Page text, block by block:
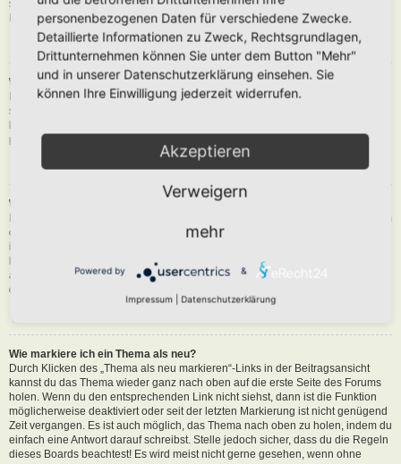
siehst du eine Schaltfläche in der Nähe des Beitrags, um diesen zu melden.
Du wirst dann durch die weiteren Schritte geführt.
Nach oben
Was bewirkt die „Speichern“-Schaltfläche beim Schreiben eines Beitrags?
Hiermit kannst du die geschriebene Entwürfe speichern und zu einem
späteren Zeitpunkt vervollständigen und absenden. Den gesicherten Beitrag
kannst du mit der Funktion „Gespeicherte Entwürfe verwalten“ in deinem
persönlichen Bereich erneut laden.
Nach oben
Warum muss mein Beitrag erst freigegeben werden?
Die Board-Administration kann entschieden haben, dass in dem Forum, in dem
du einen Beitrag erstellt hast, die Beiträge zuerst geprüft werden müssen. Es
ist auch möglich, dass die Administration dich zu einer Gruppe von Benutzern
hinzugefügt hat, bei denen sie die Beiträge erst begutachten möchte, bevor sie
auf der Seite sichtbar werden. Bitte kontaktiere die Board-Administration, wenn
du weitere Informationen dazu benötigst.
Wie markiere ich ein Thema als neu?
Durch Klicken des „Thema als neu markieren“-Links in der Beitragsansicht
kannst du das Thema wieder ganz nach oben auf die erste Seite des Forums
holen. Wenn du den entsprechenden Link nicht siehst, dann ist die Funktion
möglicherweise deaktiviert oder seit der letzten Markierung ist nicht genügend
Zeit vergangen. Es ist auch möglich, das Thema nach oben zu holen, indem du
einfach eine Antwort darauf schreibst. Stelle jedoch sicher, dass du die Regeln
dieses Boards beachtest! Es wird meist nicht gerne gesehen, wenn ohne
personenbezogenen Daten für verschiedene Zwecke.
Detaillierte Informationen zu Zweck, Rechtsgrundlagen,
Drittunternehmen können Sie unter dem Button "Mehr"
und in unserer Datenschutzerklärung einsehen. Sie
können Ihre Einwilligung jederzeit widerrufen.
Akzeptieren
Verweigern
mehr
Powered by &
Impressum Datenschutzerklärung